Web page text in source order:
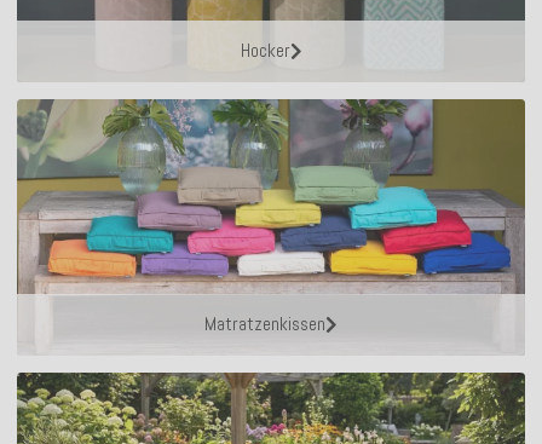
Hocker
Matratzenkissen